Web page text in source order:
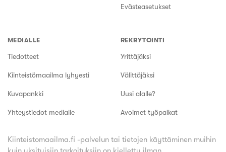
Evästeasetukset
MEDIALLE
Tiedotteet
Kiinteistömaailma lyhyesti
Kuvapankki
Yhteystiedot medialle
REKRYTOINTI
Yrittäjäksi
Välittäjäksi
Uusi alalle?
Avoimet työpaikat
Kiinteistomaailma.fi -palvelun tai tietojen käyttäminen muihin